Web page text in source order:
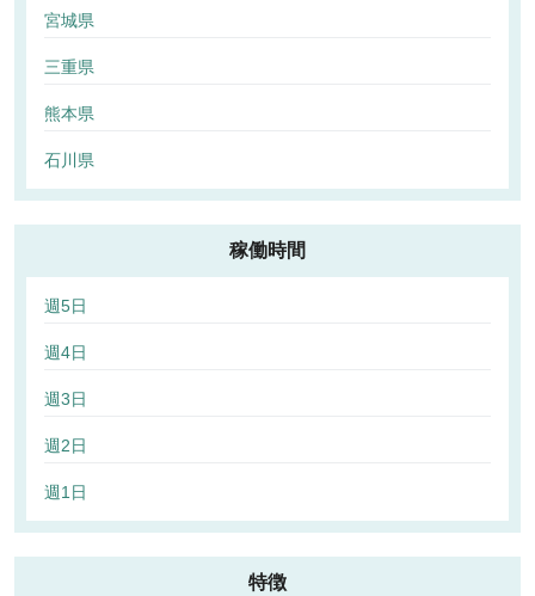
宮城県
三重県
熊本県
石川県
稼働時間
週5日
週4日
週3日
週2日
週1日
特徴